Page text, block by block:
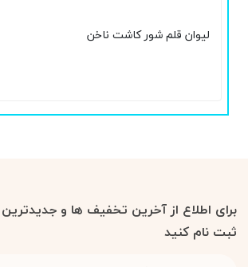
لیوان قلم شور کاشت ناخن
برای اطلاع از آخرین تخفیف ها و جدیدترین
ثبت نام کنید